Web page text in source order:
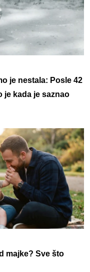
je nestala: Posle 42
je kada je saznao
majke? Sve što